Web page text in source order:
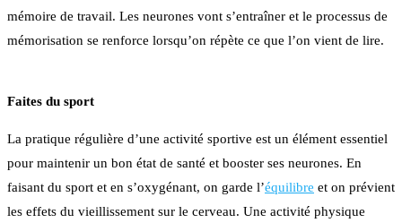
mémoire de travail. Les neurones vont s’entraîner et le processus de
mémorisation se renforce lorsqu’on répète ce que l’on vient de lire.
Faites du sport
La pratique régulière d’une activité sportive est un élément essentiel
pour maintenir un bon état de santé et booster ses neurones. En
faisant du sport et en s’oxygénant, on garde l’équilibre et on prévient
les effets du vieillissement sur le cerveau. Une activité physique